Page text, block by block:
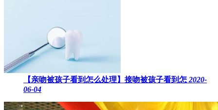
【亲吻被孩子看到怎么处理】接吻被孩子看到怎 2020-
06-04